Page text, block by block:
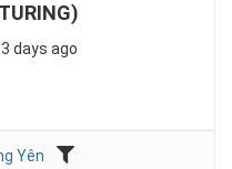
days ago
Yên